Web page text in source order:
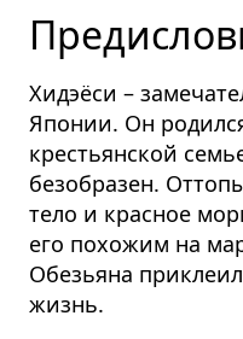
Хидэёси –
Японии. Он
крестьянской
безобразен.
тело и красное
его похожим на
Обезьяна
жизнь.